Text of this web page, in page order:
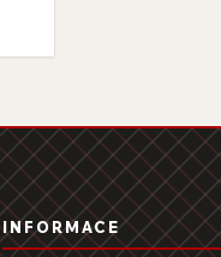
INFORMACE